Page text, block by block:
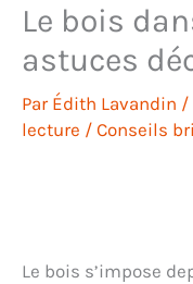
Le bois
astuces
Par Édith Lavandin /
lecture / Conseils
Le bois s’impose